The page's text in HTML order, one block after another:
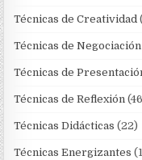
Técnicas de Creatividad
Técnicas de Negociación
Técnicas de
Técnicas de Reflexión
Técnicas Didácticas (22)
Técnicas Energizantes